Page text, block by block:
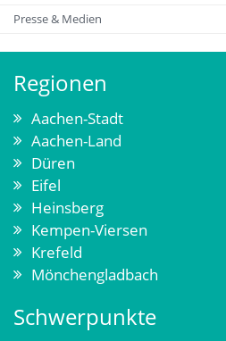
Presse & Medien
Regionen
Aachen-Stadt
Aachen-Land
Düren
Eifel
Heinsberg
Kempen-Viersen
Krefeld
Mönchengladbach
Schwerpunkte